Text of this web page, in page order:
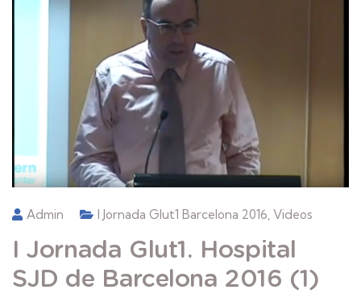
Admin I Jornada Glut1 Barcelona 2016 Videos
I Jornada Glut1. Hospital
SJD de Barcelona 2016 (1)